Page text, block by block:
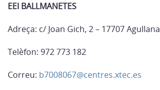
EEI BALLMANETES
Adreça: c/ Joan Gich, 2 – 17707 Agullana
Telèfon: 972 773 182
Correu: b7008067@centres.xtec.es